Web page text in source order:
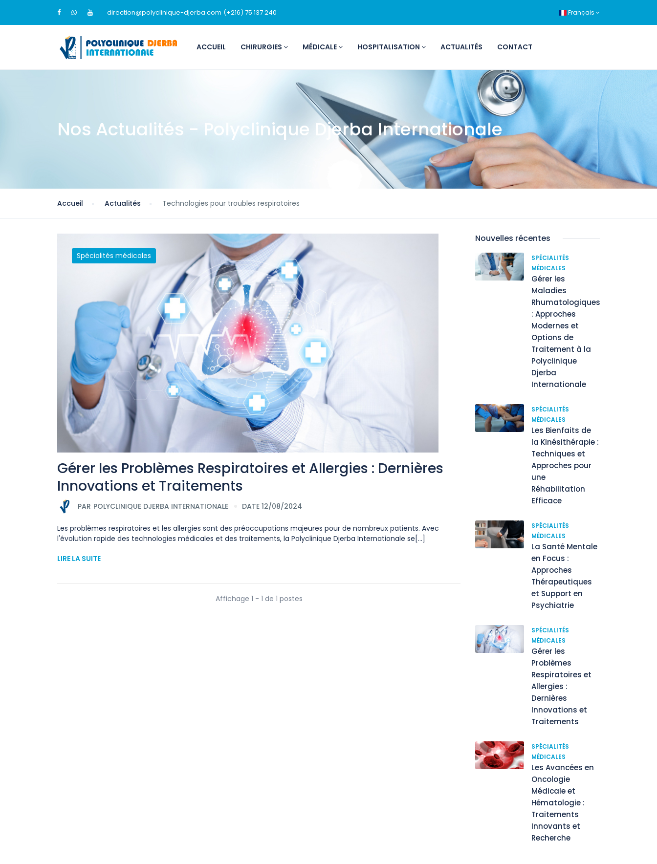
direction@polyclinique-djerba.com (+216) 75 137 240 Français
ACCUEIL CHIRURGIES MÉDICALE HOSPITALISATION ACTUALITÉS CONTACT
Nos Actualités - Polyclinique Djerba Internationale
Accueil Actualités Technologies pour troubles respiratoires
Spécialités médicales
Gérer les Problèmes Respiratoires et Allergies : Dernières
Innovations et Traitements
PAR POLYCLINIQUE DJERBA INTERNATIONALE DATE 12/08/2024
Les problèmes respiratoires et les allergies sont des préoccupations majeures pour de nombreux patients. Avec
l'évolution rapide des technologies médicales et des traitements, la Polyclinique Djerba Internationale se[...]
LIRE LA SUITE
Affichage 1 - 1 de 1 postes
Nouvelles récentes
SPÉCIALITÉS
MÉDICALES
Gérer les
Maladies
Rhumatologiques
: Approches
Modernes et
Options de
Traitement à la
Polyclinique
Djerba
Internationale
SPÉCIALITÉS
MÉDICALES
Les Bienfaits de
la Kinésithérapie :
Techniques et
Approches pour
une
Réhabilitation
Efficace
SPÉCIALITÉS
MÉDICALES
La Santé Mentale
en Focus :
Approches
Thérapeutiques
et Support en
Psychiatrie
SPÉCIALITÉS
MÉDICALES
Gérer les
Problèmes
Respiratoires et
Allergies :
Dernières
Innovations et
Traitements
SPÉCIALITÉS
MÉDICALES
Les Avancées en
Oncologie
Médicale et
Hématologie :
Traitements
Innovants et
Recherche